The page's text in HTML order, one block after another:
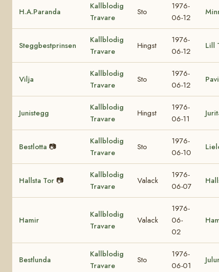
H.A.Paranda
Kallblodig
Travare
Sto
1976-
06-12
Steggbestprinsen
Kallblodig
Travare
Hingst
1976-
06-12
Lill
Vilja
Kallblodig
Travare
Sto
1976-
06-12
Junistegg
Kallblodig
Travare
Hingst
1976-
06-11
Bestlotta 📷
Kallblodig
Travare
Sto
1976-
06-10
Hallsta Tor 📷
Kallblodig
Travare
Valack
1976-
06-07
Hamir
Kallblodig
Travare
Valack
1976-
06-
02
Bestlunda
Kallblodig
Travare
Sto
1976-
06-01